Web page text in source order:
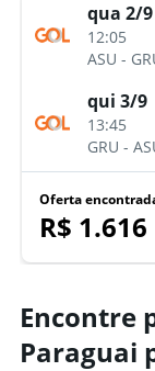
qua 2/9
12:05
ASU -
qui 3/9
13:45
GRU -
Oferta
R$ 1.616
Encontre
Paraguai